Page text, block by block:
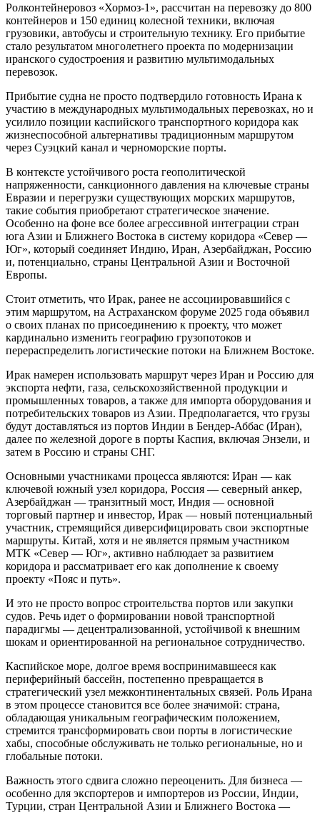
Ролконтейнеровоз «Хормоз-1», рассчитан на перевозку до 800
контейнеров и 150 единиц колесной техники, включая
грузовики, автобусы и строительную технику. Его прибытие
стало результатом многолетнего проекта по модернизации
иранского судостроения и развитию мультимодальных
перевозок.
Прибытие судна не просто подтвердило готовность Ирана к
участию в международных мультимодальных перевозках, но и
усилило позиции каспийского транспортного коридора как
жизнеспособной альтернативы традиционным маршрутом
через Суэцкий канал и черноморские порты.
В контексте устойчивого роста геополитической
напряженности, санкционного давления на ключевые страны
Евразии и перегрузки существующих морских маршрутов,
такие события приобретают стратегическое значение.
Особенно на фоне все более агрессивной интеграции стран
юга Азии и Ближнего Востока в систему коридора «Север —
Юг», который соединяет Индию, Иран, Азербайджан, Россию
и, потенциально, страны Центральной Азии и Восточной
Европы.
Стоит отметить, что Ирак, ранее не ассоциировавшийся с
этим маршрутом, на Астраханском форуме 2025 года объявил
о своих планах по присоединению к проекту, что может
кардинально изменить географию грузопотоков и
перераспределить логистические потоки на Ближнем Востоке.
Ирак намерен использовать маршрут через Иран и Россию для
экспорта нефти, газа, сельскохозяйственной продукции и
промышленных товаров, а также для импорта оборудования и
потребительских товаров из Азии. Предполагается, что грузы
будут доставляться из портов Индии в Бендер-Аббас (Иран),
далее по железной дороге в порты Каспия, включая Энзели, и
затем в Россию и страны СНГ.
Основными участниками процесса являются: Иран — как
ключевой южный узел коридора, Россия — северный анкер,
Азербайджан — транзитный мост, Индия — основной
торговый партнер и инвестор, Ирак — новый потенциальный
участник, стремящийся диверсифицировать свои экспортные
маршруты. Китай, хотя и не является прямым участником
МТК «Север — Юг», активно наблюдает за развитием
коридора и рассматривает его как дополнение к своему
проекту «Пояс и путь».
И это не просто вопрос строительства портов или закупки
судов. Речь идет о формировании новой транспортной
парадигмы — децентрализованной, устойчивой к внешним
шокам и ориентированной на региональное сотрудничество.
Каспийское море, долгое время воспринимавшееся как
периферийный бассейн, постепенно превращается в
стратегический узел межконтинентальных связей. Роль Ирана
в этом процессе становится все более значимой: страна,
обладающая уникальным географическим положением,
стремится трансформировать свои порты в логистические
хабы, способные обслуживать не только региональные, но и
глобальные потоки.
Важность этого сдвига сложно переоценить. Для бизнеса —
особенно для экспортеров и импортеров из России, Индии,
Турции, стран Центральной Азии и Ближнего Востока —